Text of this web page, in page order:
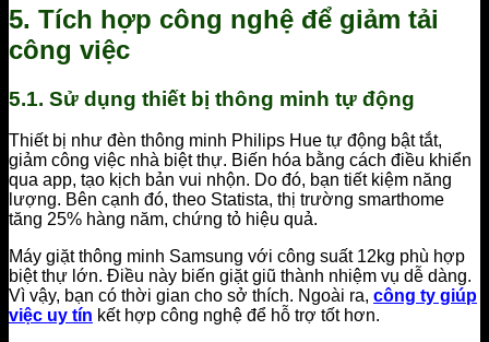
5. Tích hợp công nghệ để giảm tải
công việc
5.1. Sử dụng thiết bị thông minh tự động
Thiết bị như đèn thông minh Philips Hue tự động bật tắt,
giảm công việc nhà biệt thự. Biến hóa bằng cách điều khiển
qua app, tạo kịch bản vui nhộn. Do đó, bạn tiết kiệm năng
lượng. Bên cạnh đó, theo Statista, thị trường smarthome
tăng 25% hàng năm, chứng tỏ hiệu quả.
Máy giặt thông minh Samsung với công suất 12kg phù hợp
biệt thự lớn. Điều này biến giặt giũ thành nhiệm vụ dễ dàng.
Vì vậy, bạn có thời gian cho sở thích. Ngoài ra, công ty giúp
việc uy tín kết hợp công nghệ để hỗ trợ tốt hơn.